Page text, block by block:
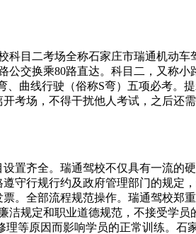
目二考场全称石家庄市瑞通机动车
交换乘80路直达。科目二，又称
曲线行驶（俗称S弯）五项必考。
考场，不得干扰他人考试，之后还
置齐全。瑞通驾校不仅具有一流的
守行规行约及政府管理部门的规定
。全部流程规范操作。瑞通驾校郑
规定和职业道德规范，不接受学
等原因而影响学员的正常训练。石